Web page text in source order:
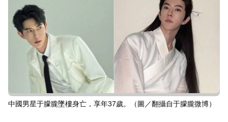
中國男星于朦朧墜樓身亡，享年37歲。（圖／翻攝自于朦朧微博）